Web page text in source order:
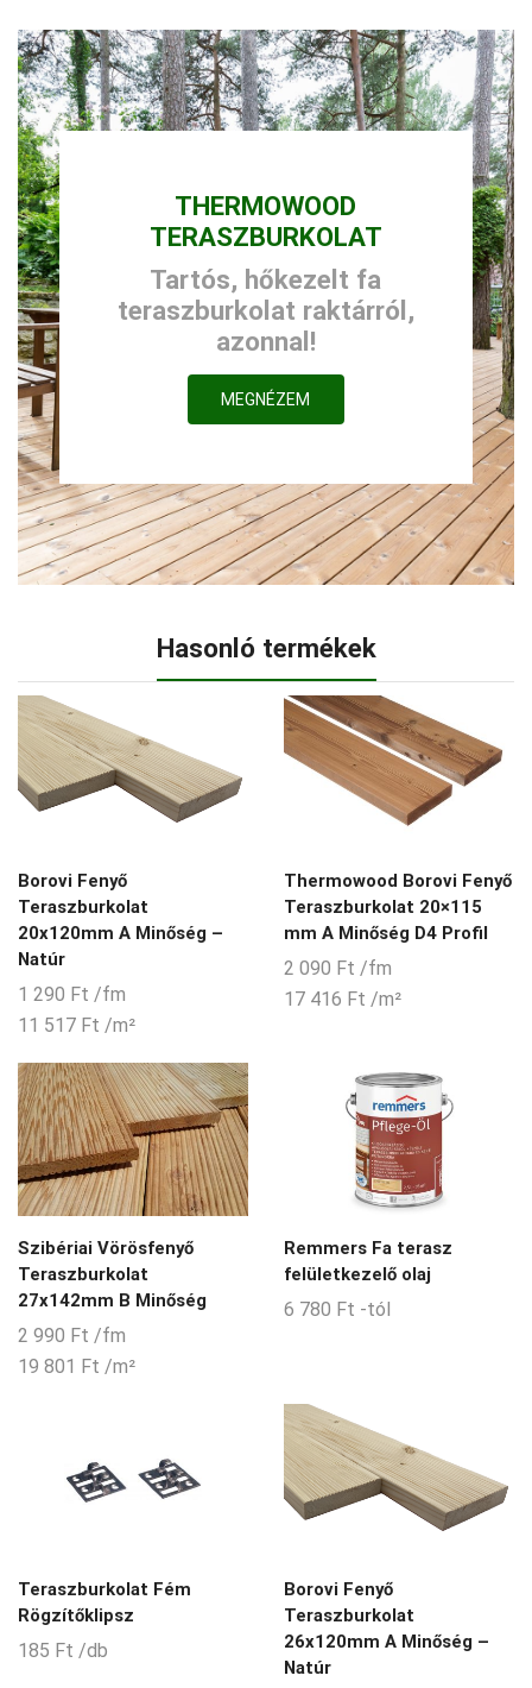
THERMOWOOD
TERASZBURKOLAT
Tartós, hőkezelt fa
teraszburkolat raktárról,
azonnal!
MEGNÉZEM
Hasonló termékek
Borovi Fenyő
Teraszburkolat
20x120mm A Minőség –
Natúr
1 290 Ft /fm
11 517 Ft /m²
Thermowood Borovi Fenyő
Teraszburkolat 20×115
mm A Minőség D4 Profil
2 090 Ft /fm
17 416 Ft /m²
Szibériai Vörösfenyő
Teraszburkolat
27x142mm B Minőség
2 990 Ft /fm
19 801 Ft /m²
Remmers Fa terasz
felületkezelő olaj
6 780 Ft -tól
Teraszburkolat Fém
Rögzítőklipsz
185 Ft /db
Borovi Fenyő
Teraszburkolat
26x120mm A Minőség –
Natúr